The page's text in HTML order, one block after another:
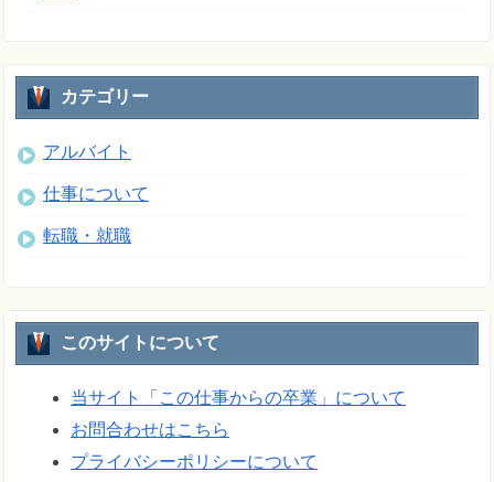
カテゴリー
アルバイト
仕事について
転職・就職
このサイトについて
当サイト「この仕事からの卒業」について
お問合わせはこちら
プライバシーポリシーについて